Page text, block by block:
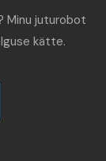
Minu juturobot
kätte.